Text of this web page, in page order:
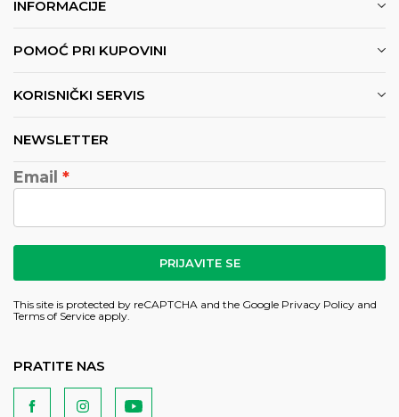
INFORMACIJE
POMOĆ PRI KUPOVINI
KORISNIČKI SERVIS
NEWSLETTER
Email
PRIJAVITE SE
This site is protected by reCAPTCHA and the Google Privacy Policy and
Terms of Service apply.
PRATITE NAS